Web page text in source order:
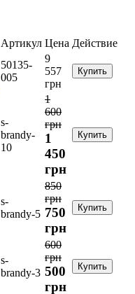
Артикул Цена Действие
50135-
005
9
557
грн
Купить
s-
brandy-
10
1
600
грн
1
450
грн
Купить
s-
brandy-5
850
грн
750
грн
Купить
s-
brandy-3
600
грн
500
грн
Купить